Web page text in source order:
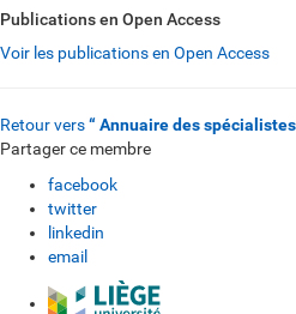
Publications en Open Access
Voir les publications en Open Access
Retour vers“ Annuaire des
Partager ce membre
facebook
twitter
linkedin
email